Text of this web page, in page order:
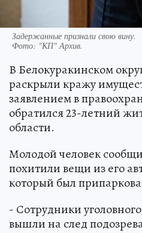
Задержанные признали свою вину.
Фото: "КП" Архив.
В Белокуракинском
раскрыли кражу
заявлением в
обратился 23-летний
области.
Молодой человек
похитили вещи из его
который был
- Сотрудники
вышли на след